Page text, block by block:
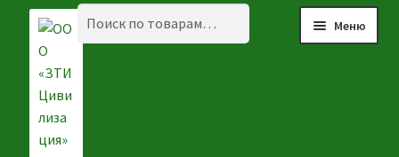
Перейти
навигации
Перейти
содержимому
Искать:
Поиск
Меню